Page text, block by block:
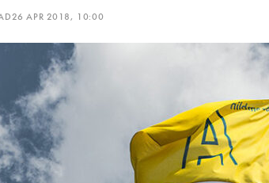
26 APR 2018, 10:00